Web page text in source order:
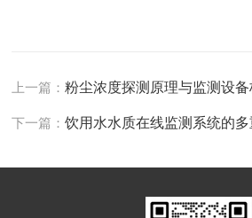
上一篇：粉尘浓度探测原理与监测设
下一篇：饮用水水质在线监测系统的